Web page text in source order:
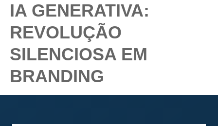
IA GENERATIVA:
REVOLUÇÃO
SILENCIOSA EM
BRANDING